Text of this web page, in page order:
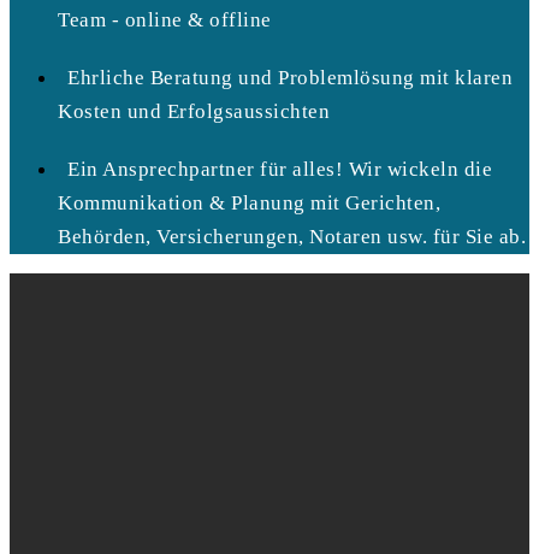
Team - online & offline
Ehrliche Beratung und Problemlösung mit klaren
Kosten und Erfolgsaussichten
Ein Ansprechpartner für alles! Wir wickeln die
Kommunikation & Planung mit Gerichten,
Behörden, Versicherungen, Notaren usw. für Sie ab.